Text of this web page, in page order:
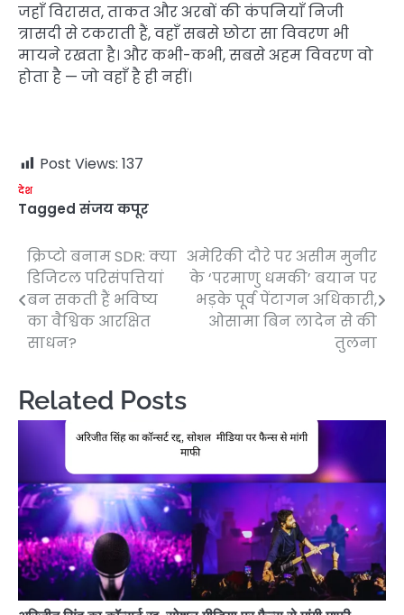
जहाँ विरासत, ताकत और अरबों की कंपनियाँ निजी
त्रासदी से टकराती हैं, वहाँ सबसे छोटा सा विवरण भी
मायने रखता है। और कभी-कभी, सबसे अहम विवरण वो
होता है — जो वहाँ है ही नहीं।
Post Views: 137
देश
Tagged संजय कपूर
Post
navigation
क्रिप्टो बनाम SDR: क्या
डिजिटल परिसंपत्तियां
बन सकती हैं भविष्य
का वैश्विक आरक्षित
साधन?
अमेरिकी दौरे पर असीम मुनीर
के ‘परमाणु धमकी’ बयान पर
भड़के पूर्व पेंटागन अधिकारी,
ओसामा बिन लादेन से की
तुलना
Related Posts